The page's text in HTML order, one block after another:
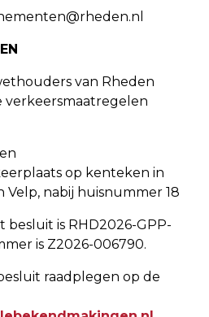
van Rheden
verkeersmaatregelen
op kenteken in
Velp, nabij huisnummer 18
is RHD2026-GPP-
is Z2026-006790.
raadplegen op de